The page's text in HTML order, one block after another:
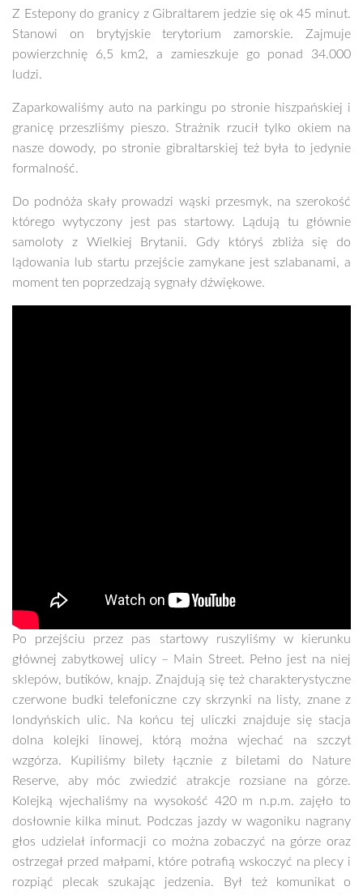
Z Estepony do granicy z Gibraltarem jedzie się ok 45 minut.
Stanowi on brytyjskie terytorium zamorskie. Zajmuje
powierzchnię 6,5 km2, a zamieszkuje go ponad 34.000
ludzi.
Zaparkowaliśmy auto na parkingu po stronie hiszpańskiej i
granicę przeszliśmy pieszo. Strażnik rzucił tylko okiem na
nasze dowody, po stronie gibraltarskiej też była to jedynie
formalność.
Do podnóża skały prowadzi wąski przesmyk, na szerokość
którego wytyczony jest pas startowy. Lądują tu głównie
samoloty z Wielkiej Brytanii. Gdy któryś zbliża się do
lądowania lub startu przejście zamykane jest szlabanami, a
moment ten poprzedzają sygnały dźwiękowe.
Po przejściu przez pas startowy ruszyliśmy w kierunku
głównej zabytkowej ulicy – Main Street. Pełno jest na niej
sklepów, butików, knajp. Znajdują się też charakterystyczne
czerwone budki telefoniczne czy skrzynki na listy, znane z
londyńskich ulic. Na końcu tej uliczki znajduje się stacja
dolna kolejki linowej, którą można wjechać na szczyt
wzgórza. Kupiliśmy bilety łącznie z biletami do Nature
Reserve, aby móc zwiedzić atrakcje rozsiane na górze.
Kolejką wjechaliśmy na wysokość 420 m n.p.m. zajęło to
dosłownie kilka minut. Podczas jazdy w wagoniku nagrany
głos udzielał informacji co można zobaczyć na górze oraz
ostrzegał przed małpami, które potrafią wskoczyć na plecy i
rozpiąć plecak szukając jedzenia. Był też komunikat o